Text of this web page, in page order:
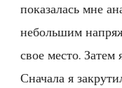
показалась мне
небольшим
свое место. Затем
Сначала я